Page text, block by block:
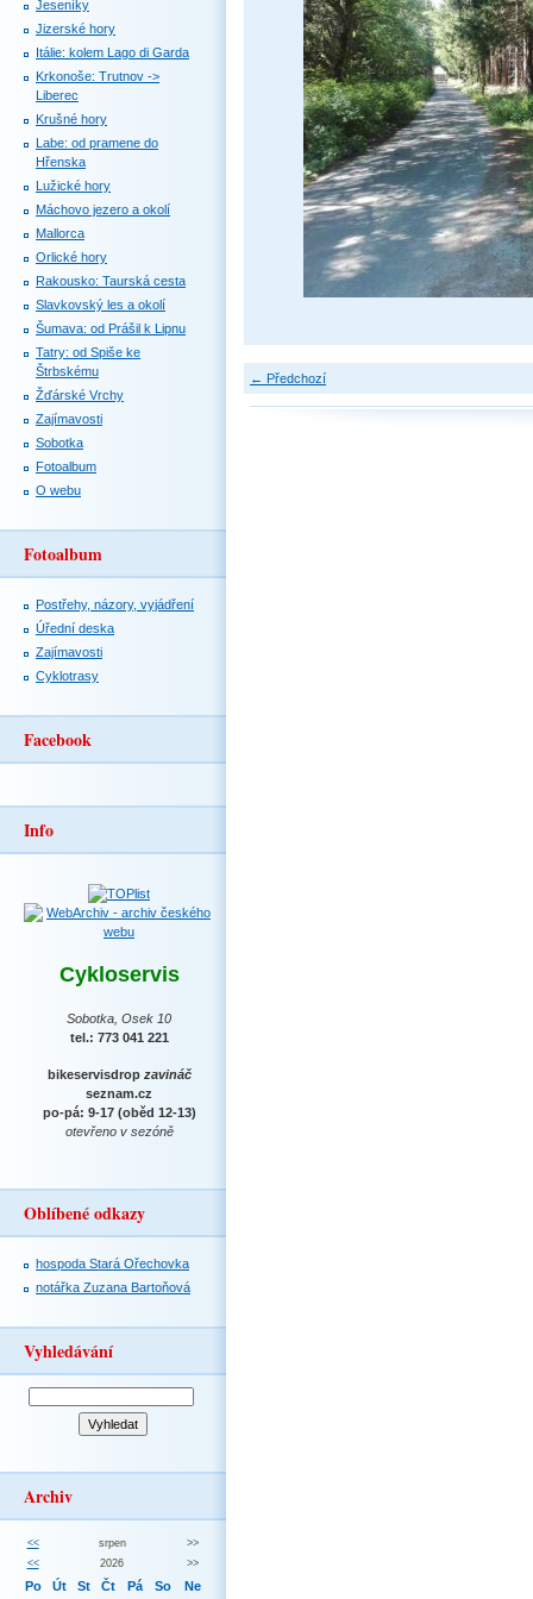
← Předchozí
Jeseníky
Jizerské hory
Itálie: kolem Lago di Garda
Krkonoše: Trutnov ->
Liberec
Krušné hory
Labe: od pramene do
Hřenska
Lužické hory
Máchovo jezero a okolí
Mallorca
Orlické hory
Rakousko: Taurská cesta
Slavkovský les a okolí
Šumava: od Prášil k Lipnu
Tatry: od Spiše ke
Štrbskému
Žďárské Vrchy
Zajímavosti
Sobotka
Fotoalbum
O webu
Fotoalbum
Postřehy, názory, vyjádření
Úřední deska
Zajímavosti
Cyklotrasy
Facebook
Info
Cykloservis
Sobotka, Osek 10
tel.: 773 041 221
bikeservisdrop zavináč
seznam.cz
po-pá: 9-17 (oběd 12-13)
otevřeno v sezóně
Oblíbené odkazy
hospoda Stará Ořechovka
notářka Zuzana Bartoňová
Vyhledávání
Archiv
<< srpen
>>
<<
2026 >>
Po Út St Čt Pá So Ne